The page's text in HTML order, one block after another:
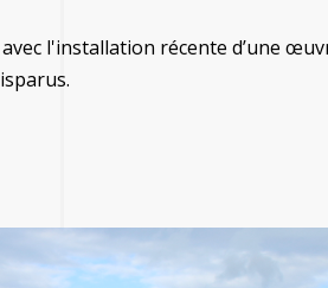
l'installation récente d’une